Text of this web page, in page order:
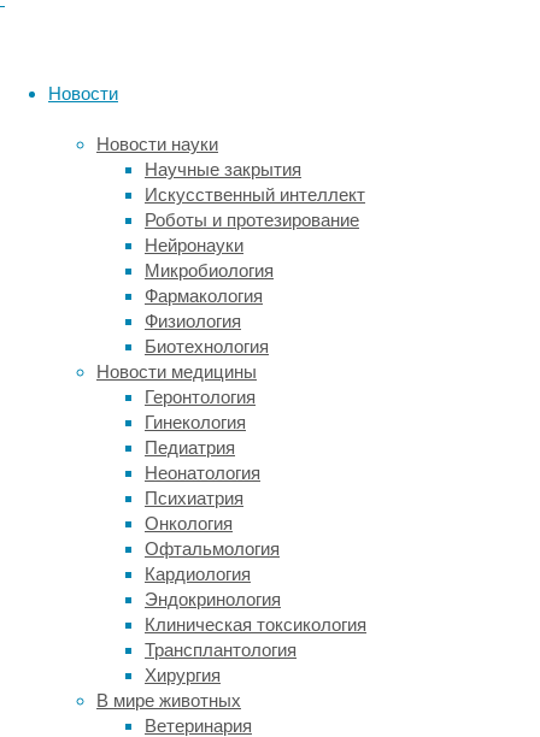
Новости
Новости науки
Научные закрытия
Искусственный интеллект
Роботы и протезирование
Нейронауки
Микробиология
Фармакология
Физиология
Биотехнология
Новости медицины
Геронтология
Гинекология
Педиатрия
Неонатология
Психиатрия
Онкология
Офтальмология
Кардиология
Эндокринология
Клиническая токсикология
Трансплантология
Хирургия
В мире животных
Ветеринария
колонизировавшие
Нуи
около
1200
года,
слишком
увлеклись
строительством
огромных
статуй
—
моаи.
возведения
якобы
вырубили
деревья,
необратимо
испортили
экологическую
обстановку